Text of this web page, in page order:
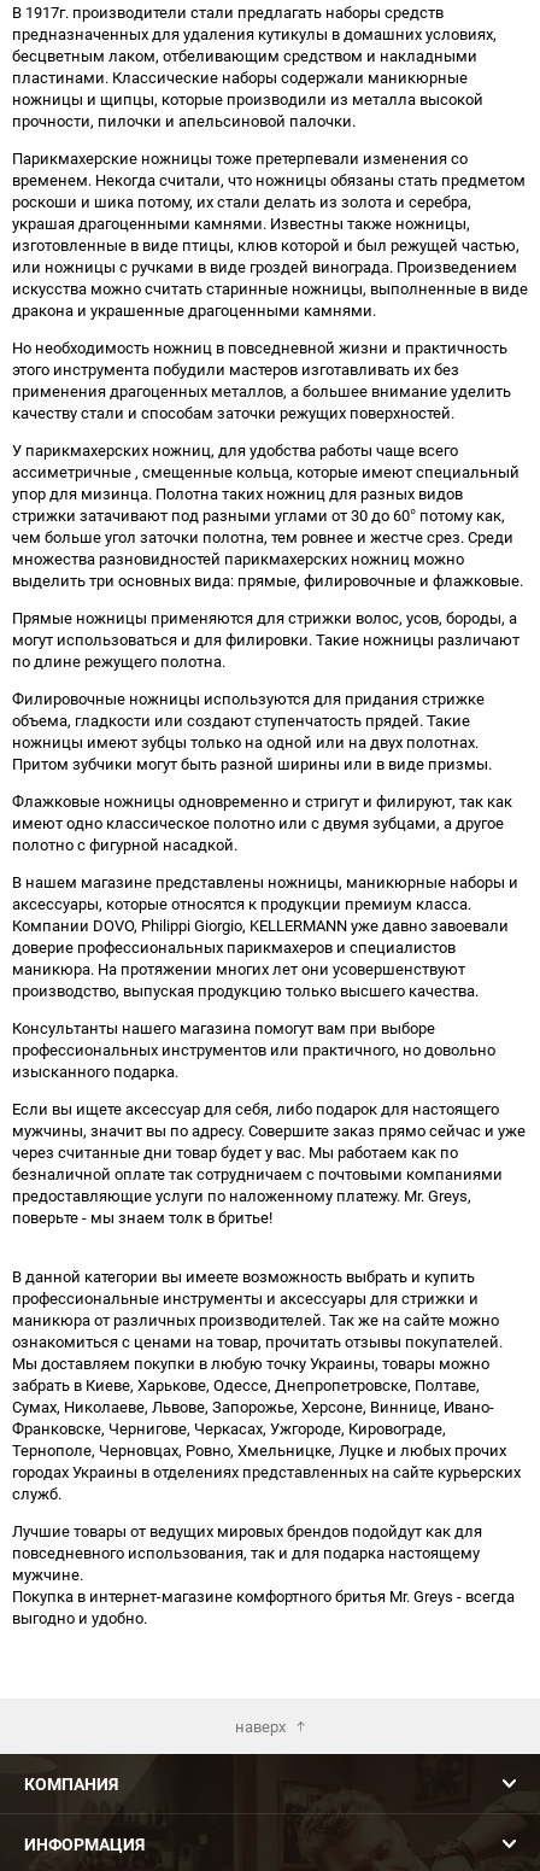
В 1917г. производители стали предлагать наборы средств
предназначенных для удаления кутикулы в домашних условиях,
бесцветным лаком, отбеливающим средством и накладными
пластинами. Классические наборы содержали маникюрные
ножницы и щипцы, которые производили из металла высокой
прочности, пилочки и апельсиновой палочки.
Парикмахерские ножницы тоже претерпевали изменения со
временем. Некогда считали, что ножницы обязаны стать предметом
роскоши и шика потому, их стали делать из золота и серебра,
украшая драгоценными камнями. Известны также ножницы,
изготовленные в виде птицы, клюв которой и был режущей частью,
или ножницы с ручками в виде гроздей винограда. Произведением
искусства можно считать старинные ножницы, выполненные в виде
дракона и украшенные драгоценными камнями.
Но необходимость ножниц в повседневной жизни и практичность
этого инструмента побудили мастеров изготавливать их без
применения драгоценных металлов, а большее внимание уделить
качеству стали и способам заточки режущих поверхностей.
У парикмахерских ножниц, для удобства работы чаще всего
ассиметричные , смещенные кольца, которые имеют специальный
упор для мизинца. Полотна таких ножниц для разных видов
стрижки затачивают под разными углами от 30 до 60° потому как,
чем больше угол заточки полотна, тем ровнее и жестче срез. Среди
множества разновидностей парикмахерских ножниц можно
выделить три основных вида: прямые, филировочные и флажковые.
Прямые ножницы применяются для стрижки волос, усов, бороды, а
могут использоваться и для филировки. Такие ножницы различают
по длине режущего полотна.
Филировочные ножницы используются для придания стрижке
объема, гладкости или создают ступенчатость прядей. Такие
ножницы имеют зубцы только на одной или на двух полотнах.
Притом зубчики могут быть разной ширины или в виде призмы.
Флажковые ножницы одновременно и стригут и филируют, так как
имеют одно классическое полотно или с двумя зубцами, а другое
полотно с фигурной насадкой.
В нашем магазине представлены ножницы, маникюрные наборы и
аксессуары, которые относятся к продукции премиум класса.
Компании DOVO, Philippi Giorgio, KELLERMANN уже давно завоевали
доверие профессиональных парикмахеров и специалистов
маникюра. На протяжении многих лет они усовершенствуют
производство, выпуская продукцию только высшего качества.
Консультанты нашего магазина помогут вам при выборе
профессиональных инструментов или практичного, но довольно
изысканного подарка.
Если вы ищете аксессуар для себя, либо подарок для настоящего
мужчины, значит вы по адресу. Совершите заказ прямо сейчас и уже
через считанные дни товар будет у вас. Мы работаем как по
безналичной оплате так сотрудничаем с почтовыми компаниями
предоставляющие услуги по наложенному платежу. Mr. Greys,
поверьте - мы знаем толк в бритье!
В данной категории вы имеете возможность выбрать и купить
профессиональные инструменты и аксессуары для стрижки и
маникюра от различных производителей. Так же на сайте можно
ознакомиться с ценами на товар, прочитать отзывы покупателей.
Мы доставляем покупки в любую точку Украины, товары можно
забрать в Киеве, Харькове, Одессе, Днепропетровске, Полтаве,
Сумах, Николаеве, Львове, Запорожье, Херсоне, Виннице, Ивано-
Франковске, Чернигове, Черкасах, Ужгороде, Кировограде,
Тернополе, Черновцах, Ровно, Хмельницке, Луцке и любых прочих
городах Украины в отделениях представленных на сайте курьерских
служб.
Лучшие товары от ведущих мировых брендов подойдут как для
повседневного использования, так и для подарка настоящему
мужчине.
Покупка в интернет-магазине комфортного бритья Mr. Greys - всегда
выгодно и удобно.
наверх
КОМПАНИЯ
ИНФОРМАЦИЯ